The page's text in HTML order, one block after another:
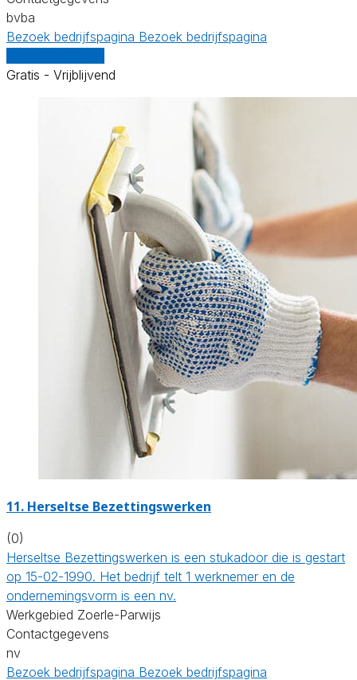
bvba
Bezoek bedrijfspagina Bezoek bedrijfspagina
Gratis - Vrijblijvend
11. Herseltse Bezettingswerken
(0)
Herseltse Bezettingswerken is een stukadoor die is gestart
op 15-02-1990. Het bedrijf telt 1 werknemer en de
ondernemingsvorm is een nv.
Werkgebied Zoerle-Parwijs
Contactgegevens
nv
Bezoek bedrijfspagina Bezoek bedrijfspagina